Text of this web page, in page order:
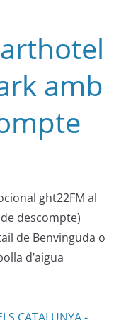
amb
ght22FM al
descompte)
de Benvinguda o
d’aigua